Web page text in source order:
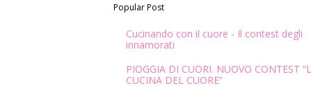
Popular Post
Cucinando con il cuore - Il contest degli
innamorati
PIOGGIA DI CUORI. NUOVO CONTEST
CUCINA DEL CUORE”